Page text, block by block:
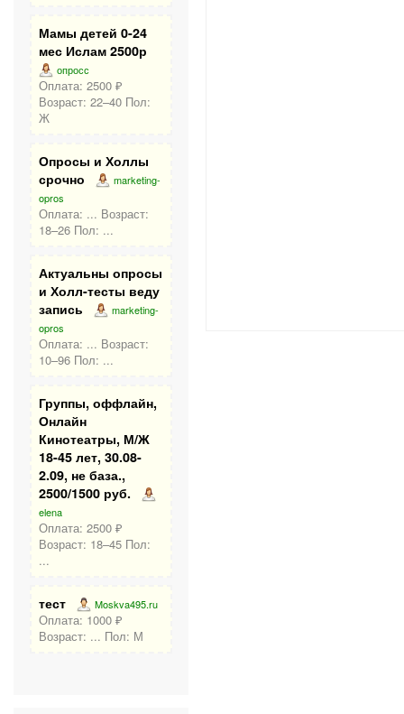
Мамы детей 0-24
мес Ислам 2500р
опросс
Оплата: 2500 ₽
Возраст: 22–40 Пол:
Ж
Опросы и Холлы
срочно
marketing-
opros
Оплата: ... Возраст:
18–26 Пол: ...
Актуальны опросы
и Холл-тесты веду
запись
marketing-
opros
Оплата: ... Возраст:
10–96 Пол: ...
Группы, оффлайн,
Онлайн
Кинотеатры, М/Ж
18-45 лет, 30.08-
2.09, не база.,
2500/1500 руб.
elena
Оплата: 2500 ₽
Возраст: 18–45 Пол:
...
тест Moskva495.ru
Оплата: 1000 ₽
Возраст: ... Пол: М